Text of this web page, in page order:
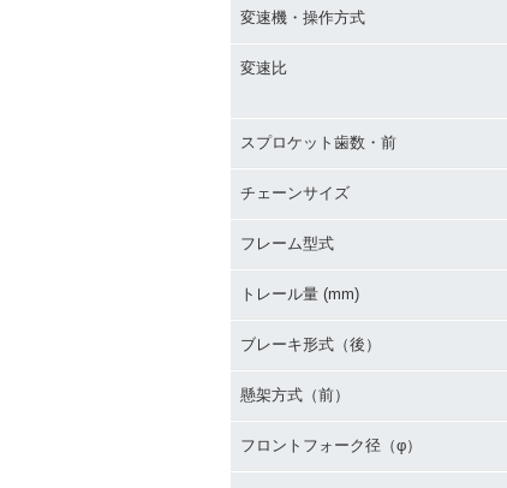
変速機・操作方式
変速比
スプロケット歯数・前
チェーンサイズ
フレーム型式
トレール量 (mm)
ブレーキ形式（後）
懸架方式（前）
フロントフォーク径（φ）